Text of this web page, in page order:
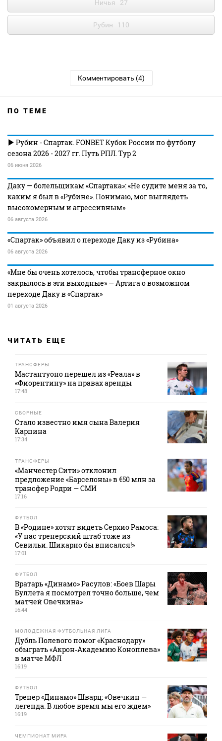
Ничья 27
Рубин 110
Комментировать (4)
ПО ТЕМЕ
Рубин - Спартак. FONBET Кубок России по футболу
сезона 2026 - 2027 гг. Путь РПЛ. Тур 2
06 июня 2026
Даку — болельщикам «Спартака»: «Не судите меня за то,
каким я был в «Рубине». Понимаю, мог выглядеть
высокомерным и агрессивным»
06 августа 2026
«Спартак» объявил о переходе Даку из «Рубина»
06 августа 2026
«Мне бы очень хотелось, чтобы трансферное окно
закрылось в эти выходные» — Артига о возможном
переходе Даку в «Спартак»
01 августа 2026
ЧИТАТЬ ЕЩЕ
ТРАНСФЕРЫ
Мастантуоно перешел из «Реала» в
«Фиорентину» на правах аренды
17:48
СБОРНЫЕ
Стало известно имя сына Валерия
Карпина
17:34
ТРАНСФЕРЫ
«Манчестер Сити» отклонил
предложение «Барселоны» в €50 млн за
трансфер Родри — СМИ
17:16
ФУТБОЛ
В «Родине» хотят видеть Серхио Рамоса:
«У нас тренерский штаб тоже из
Севильи. Шикарно бы вписался!»
17:01
ФУТБОЛ
Вратарь «Динамо» Расулов: «Боев Шары
Буллета я посмотрел точно больше, чем
матчей Овечкина»
16:44
МОЛОДЕЖНАЯ ФУТБОЛЬНАЯ ЛИГА
Дубль Полевого помог «Краснодару»
обыграть «Акрон‑Академию Коноплева»
в матче МФЛ
16:19
ФУТБОЛ
Тренер «Динамо» Шварц: «Овечкин —
легенда. В любое время мы его ждем»
16:19
ЧЕМПИОНАТ МИРА